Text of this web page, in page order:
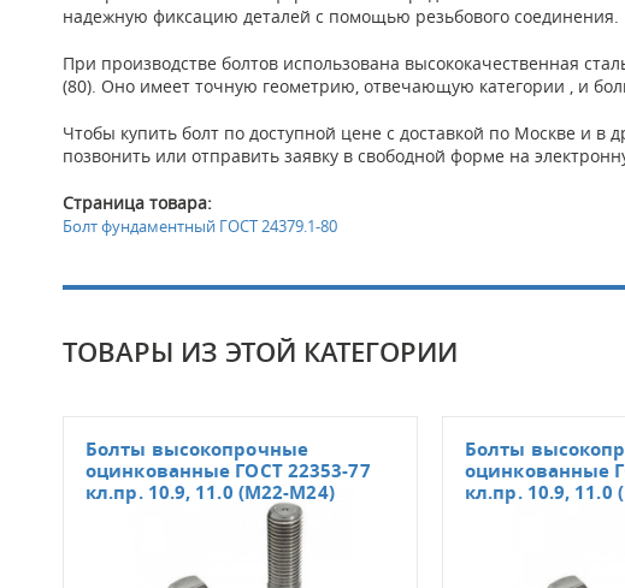
надежную фиксацию деталей с помощью резьбового соединения.
При производстве болтов использована высококачественная
(80). Оно имеет точную геометрию, отвечающую категории , и
Чтобы купить болт по доступной цене с доставкой по Москве и в
позвонить или отправить заявку в свободной форме на
Страница товара:
Болт фундаментный ГОСТ 24379.1-80
ТОВАРЫ ИЗ ЭТОЙ КАТЕГОРИИ
Болты высокопрочные
оцинкованные ГОСТ 22353-77
кл.пр. 10.9, 11.0 (М22-М24)
Болты
оцинкованные
кл.пр. 10.9,